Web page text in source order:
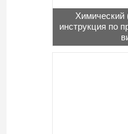
Химический
инструкция по